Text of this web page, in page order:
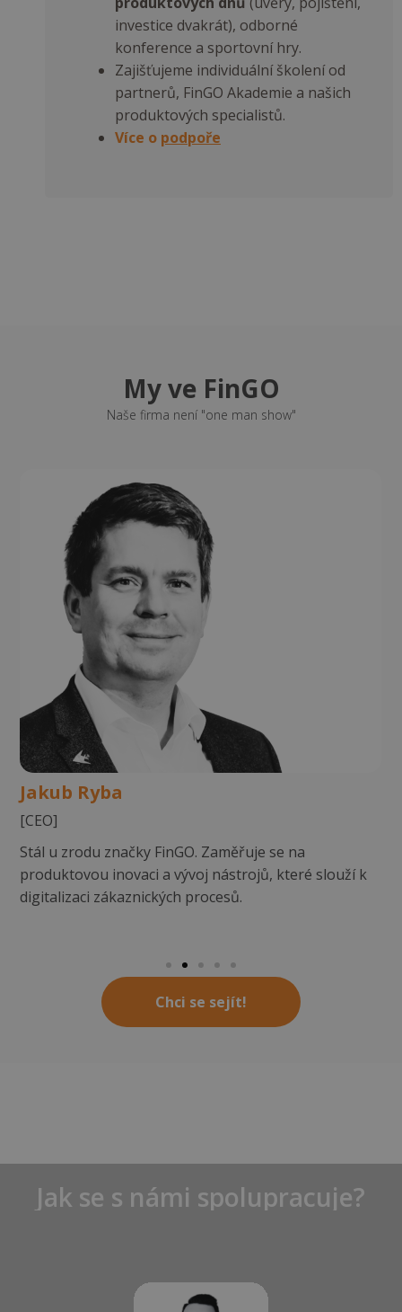
investice dvakrát), odborné
konference a sportovní hry.
Zajišťujeme individuální školení od
partnerů, FinGO Akademie a našich
produktových specialistů.
Více o podpoře
My ve FinGO
Naše firma není "one man show"
Jakub Ryba
[CEO]
Stál u zrodu značky FinGO. Zaměřuje se na
produktovou inovaci a vývoj nástrojů, které slouží k
digitalizaci zákaznických procesů.
Chci se sejít!
Jak se s námi spolupracuje?